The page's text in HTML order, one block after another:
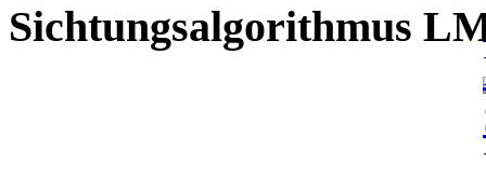
Sichtungsalgorithmus